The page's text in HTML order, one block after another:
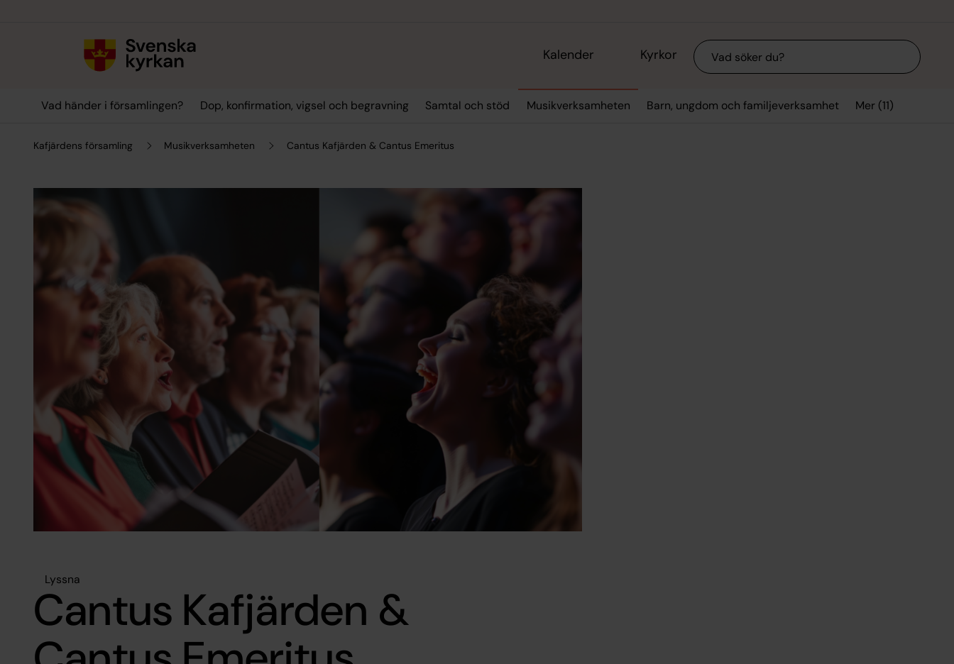
Kalender Kyrkor Sök
Vad händer i församlingen? Dop, konfirmation, vigsel och begravning Samtal och stöd Musikverksamheten Barn, ungdom och familjeverksamhet Mer (11)
Kafjärdens församling Musikverksamheten Cantus Kafjärden & Cantus Emeritus
Lyssna
Cantus Kafjärden &